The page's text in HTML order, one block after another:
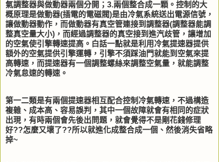
氣調整器與做動器兩個分開；3.兩個整合成一顆。控制的大
概原理是做動器(插電的電磁閥)是由冷氣系統送出電源信號，
讓做動器動作，而做動器有真空管連接到調整器(調整器能調
整真空量大小)，而經過調整器的真空接到進汽歧管，讓增加
的空氣使引擎轉速提高。白話一點就是利用冷氣提速器提供
額外的空氣提供引擎運轉，引擎不須踩油門就能到空氣來提
高轉速，而提速器有一個調整螺絲來調整空氣量，就能調整
冷氣怠速的轉速。
第一二類是有兩個提速器相互配合控制冷氣轉速，不過構造
複雜、成本高、容易誤判，其中一個故障就會有相同的症狀
出現，有時兩個會先後出問題，就會覺得不是剛花錢修理
好??怎麼又壞了??所以就進化成整合成一個、然後消失省略
掉~